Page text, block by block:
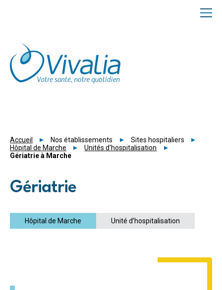
Accueil Nos établissements
Sites hospitaliers
Hôpital de Marche
Unités d'hospitalisation
Gériatrie à Marche
Gériatrie
Hôpital de Marche Unité d’hospitalisation